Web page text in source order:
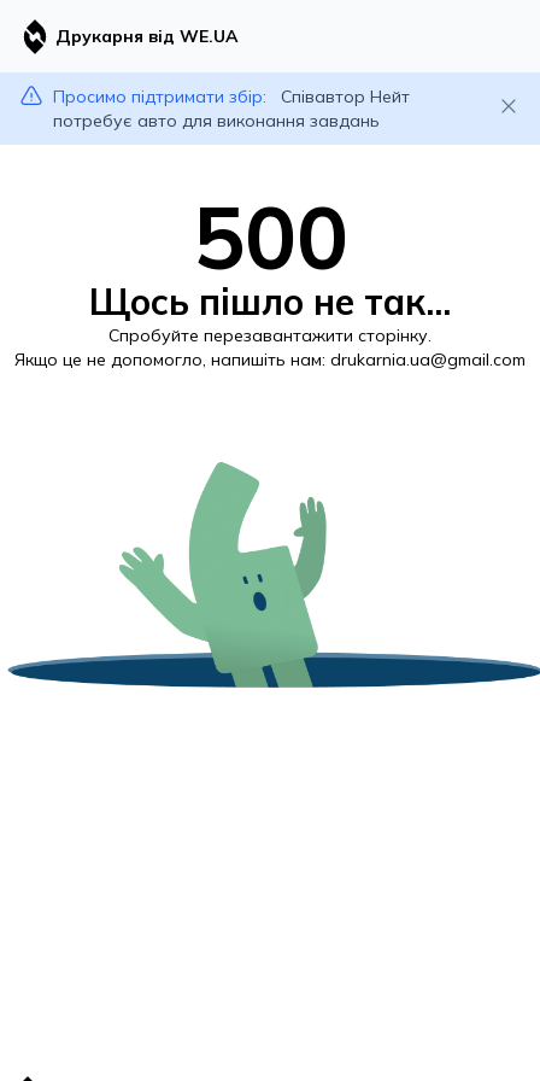
Друкарня від WE.UA
Просимо підтримати збір:
Співавтор Нейт
потребує авто для виконання завдань
500
Щось пішло не так...
Спробуйте перезавантажити сторінку.
Якщо це не допомогло, напишіть нам: drukarnia.ua@gmail.com